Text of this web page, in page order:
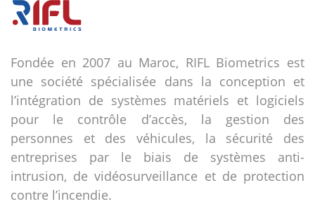
Fondée en 2007 au Maroc, RIFL Biometrics est
une société spécialisée dans la conception et
l’intégration de systèmes matériels et logiciels
pour le contrôle d’accès, la gestion des
personnes et des véhicules, la sécurité des
entreprises par le biais de systèmes anti-
intrusion, de vidéosurveillance et de protection
contre l’incendie.